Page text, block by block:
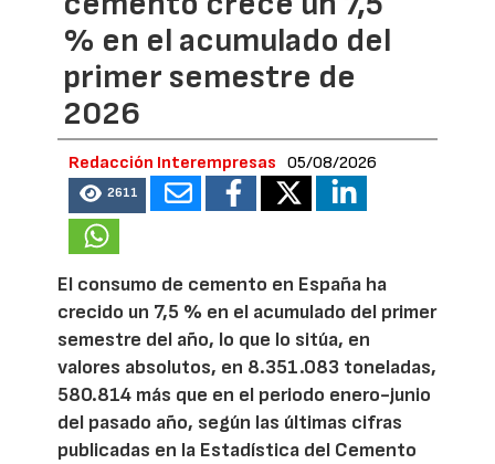
% en el acumulado del
primer semestre de
2026
Redacción Interempresas 05/08/2026
2611
El consumo de cemento en España ha
crecido un 7,5 % en el acumulado del primer
semestre del año, lo que lo sitúa, en
valores absolutos, en 8.351.083 toneladas,
580.814 más que en el periodo enero-junio
del pasado año, según las últimas cifras
publicadas en la Estadística del Cemento